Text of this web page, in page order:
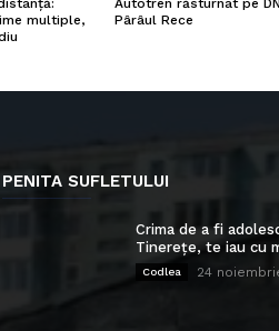
multiple,
Autotren răsturnat pe
Pârâul Rece
PENITA SUFLETULUI
Crima de a fi
Tinerețe, te iau cu
Codlea 24